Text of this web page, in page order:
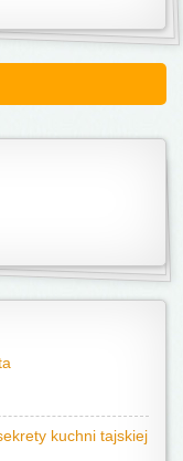
kuchni tajskiej